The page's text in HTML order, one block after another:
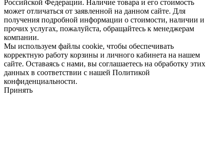
Российской Федерации. Наличие товара и его стоимость
может отличаться от заявленной на данном сайте. Для
получения подробной информации о стоимости, наличии и
прочих услугах, пожалуйста, обращайтесь к менеджерам
компании.
Мы используем файлы cookie, чтобы обеспечивать
корректную работу корзины и личного кабинета на нашем
сайте. Оставаясь с нами, вы соглашаетесь на обработку этих
данных в соответствии с нашей Политикой
конфиденциальности.
Принять